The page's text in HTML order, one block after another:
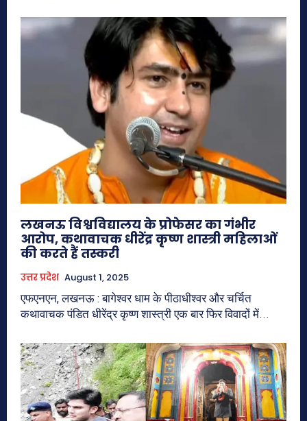
लखनऊ विश्वविद्यालय के प्रोफेसर का गंभीर
आरोप, कथावाचक धीरेंद्र कृष्ण शास्त्री महिलाओं
की करते हैं तस्करी
उत्तर प्रदेश August 1, 2025
एफएनएन, लखनऊ : बागेश्वर धाम के पीठाधीश्वर और चर्चित
कथावाचक पंडित धीरेंद्र कृष्ण शास्त्री एक बार फिर विवादों में...